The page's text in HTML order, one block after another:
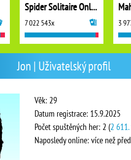
Jon | Uživatelský profil
Věk: 29
Datum registrace: 15.9.2025
Počet spuštěných her: 2 (2
Naposledy online: více než
Spider Solitaire Online
7 022 543x 3